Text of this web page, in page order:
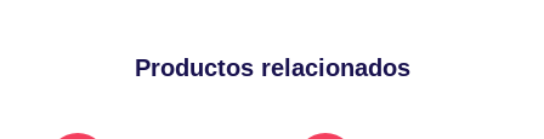
Productos relacionados